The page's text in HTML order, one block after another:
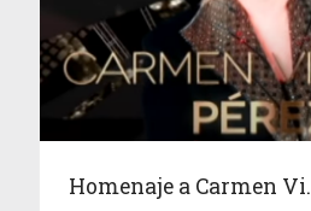
Homenaje a Carmen